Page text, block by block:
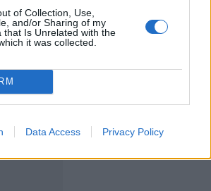
of Collection, Use,
and/or Sharing of my
that Is Unrelated with the
it was collected.
Data Access Privacy Policy
de Poiares aproxima
do trabalho